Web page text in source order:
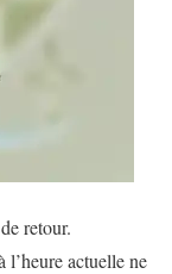
retour.
l’heure actuelle ne